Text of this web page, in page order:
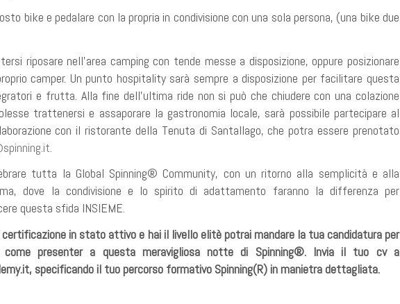
bike e pedalare con la propria in condivisione con una sola persona, (una bike due
riposare nell’area camping con tende messe a disposizione, oppure posizionare
camper. Un punto hospitality sarà sempre a disposizione per facilitare questa
e frutta. Alla fine dell'ultima ride non si può che chiudere con una colazione
trattenersi e assaporare la gastronomia locale, sarà possibile partecipare al
con il ristorante della Tenuta di Santallago, che potra essere prenotato
tutta la Global Spinning® Community, con un ritorno alla semplicità e alla
dove la condivisione e lo spirito di adattamento faranno la differenza per
questa sfida INSIEME.
in stato attivo e hai il livello elitè potrai mandare la tua candidatura per
come presenter a questa meravigliosa notte di Spinning®. Invia il tuo cv a
specificando il tuo percorso formativo Spinning(R) in manietra dettagliata.